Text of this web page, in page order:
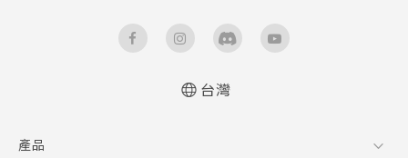
台灣
產品